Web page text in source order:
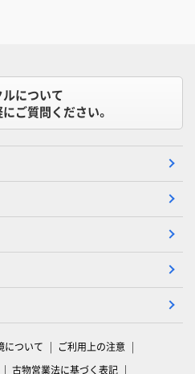
について
ご質問ください。
について
ご利用上の注意
古物営業法に基づく表記